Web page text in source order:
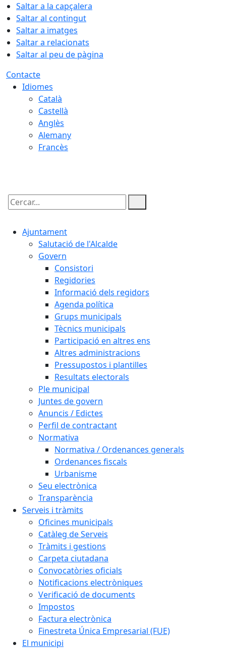
Saltar a la capçalera
Saltar al contingut
Saltar a imatges
Saltar a relacionats
Saltar al peu de pàgina
Contacte
Idiomes
Català
Castellà
Anglès
Alemany
Francès
Cercar:
Ajuntament
Salutació de l'Alcalde
Govern
Consistori
Regidories
Informació dels regidors
Agenda política
Grups municipals
Tècnics municipals
Participació en altres ens
Altres administracions
Pressupostos i plantilles
Resultats electorals
Ple municipal
Juntes de govern
Anuncis / Edictes
Perfil de contractant
Normativa
Normativa / Ordenances generals
Ordenances fiscals
Urbanisme
Seu electrònica
Transparència
Serveis i tràmits
Oficines municipals
Catàleg de Serveis
Tràmits i gestions
Carpeta ciutadana
Convocatòries oficials
Notificacions electròniques
Verificació de documents
Impostos
Factura electrònica
Finestreta Única Empresarial (FUE)
El municipi